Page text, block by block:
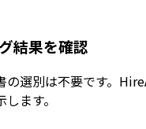
結果を確認
の選別は不要です。
ます。